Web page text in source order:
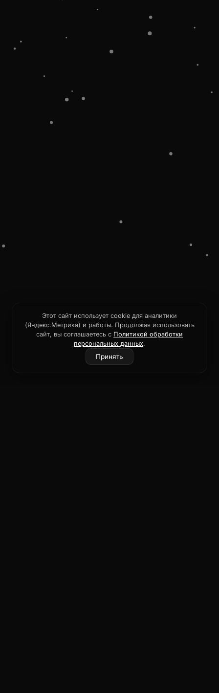
Этот сайт использует cookie для аналитики
(Яндекс.Метрика) и работы. Продолжая использовать
сайт, вы соглашаетесь с Политикой обработки
персональных данных.
Принять